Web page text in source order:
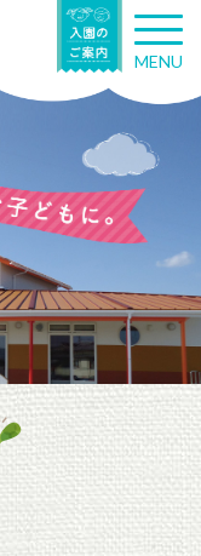
T
o
g
n
g
a
t
n
MENU